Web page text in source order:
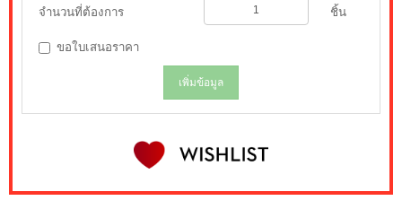
จำนวนที่ต้องการ ชิ้น
ขอใบเสนอราคา
เพิ่มข้อมูล